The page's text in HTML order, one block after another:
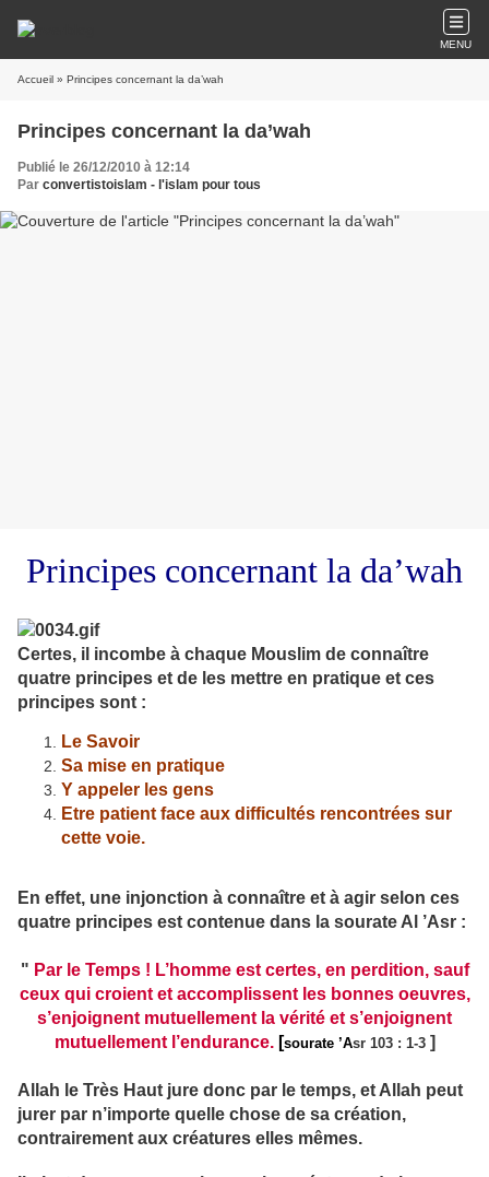
MENU
Accueil » Principes concernant la da’wah
Principes concernant la da’wah
Publié le 26/12/2010 à 12:14
Par convertistoislam - l'islam pour tous
Principes concernant la da’wah
Certes, il incombe à chaque Mouslim de connaître
quatre principes et de les mettre en pratique et ces
principes sont :
Le Savoir
Sa mise en pratique
Y appeler les gens
Etre patient face aux difficultés rencontrées sur
cette voie.
En effet, une injonction à connaître et à agir selon ces
quatre principes est contenue dans la sourate Al ’Asr :
" Par le Temps ! L’homme est certes, en perdition, sauf
ceux qui croient et accomplissent les bonnes oeuvres,
s’enjoignent mutuellement la vérité et s’enjoignent
mutuellement l’endurance.[sourate ’Asr 103 : 1-3 ]
Allah le Très Haut jure donc par le temps, et Allah peut
jurer par n’importe quelle chose de sa création,
contrairement aux créatures elles mêmes.